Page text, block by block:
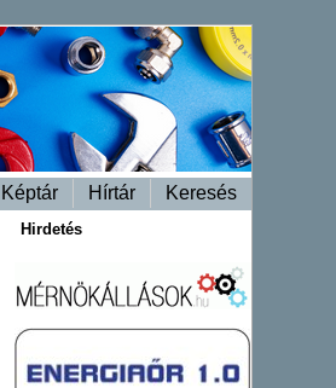
Képtár Hírtár Keresés
Hirdetés